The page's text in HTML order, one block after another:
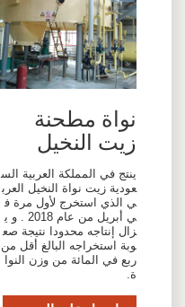
نواة مطحنة
زيت النخيل
ينتج في المملكة العربية الس
عودية زيت نواة النخيل العرب
ي الذي استخرج لأول مرة ف
ي أبريل من عام 2018 . و ي
زال إنتاجه محدودا نتيجة صع
وبة استخراجه البالغ أقل من
ربع في المائة من وزن النوا
ة.